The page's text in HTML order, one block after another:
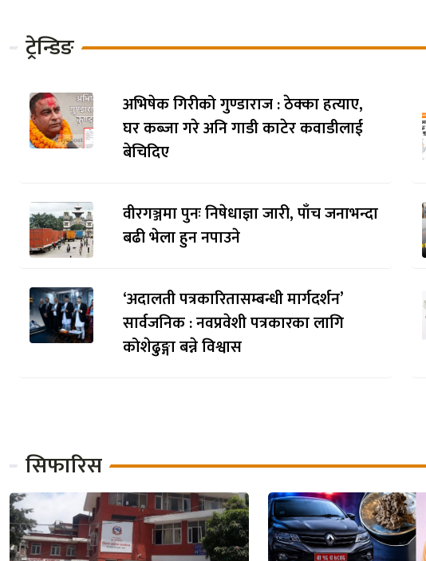
ट्रेन्डिङ
अभिषेक गिरीको गुण्डाराज : ठेक्का हत्याए,
घर कब्जा गरे अनि गाडी काटेर कवाडीलाई
बेचिदिए
वीरगञ्जमा पुनः निषेधाज्ञा जारी, पाँच जनाभन्दा
बढी भेला हुन नपाउने
‘अदालती पत्रकारितासम्बन्धी मार्गदर्शन’
सार्वजनिक : नवप्रवेशी पत्रकारका लागि
कोशेढुङ्गा बन्ने विश्वास
सिफारिस